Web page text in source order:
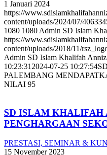
1 Januari 2024
https://
content/uploads/2024/07/
1080 1080 Admin SD Islam
https://
content/uploads/2018/11/
Admin SD Islam Khalifah
10:23:31 2024-07-25 10:27:54
PALEMBANG
NILAI 95
SD ISLAM
PENGHARGAAN
PRESTASI, SEMINAR &
15 November 2023